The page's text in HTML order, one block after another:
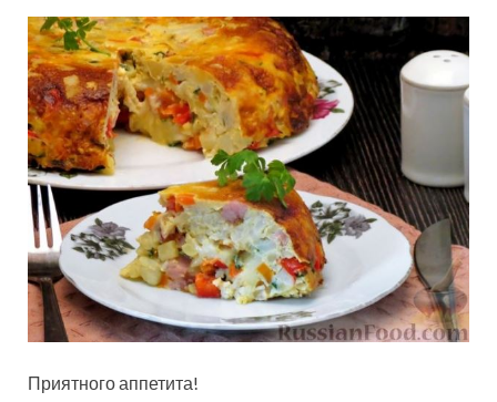
Приятного аппетита!